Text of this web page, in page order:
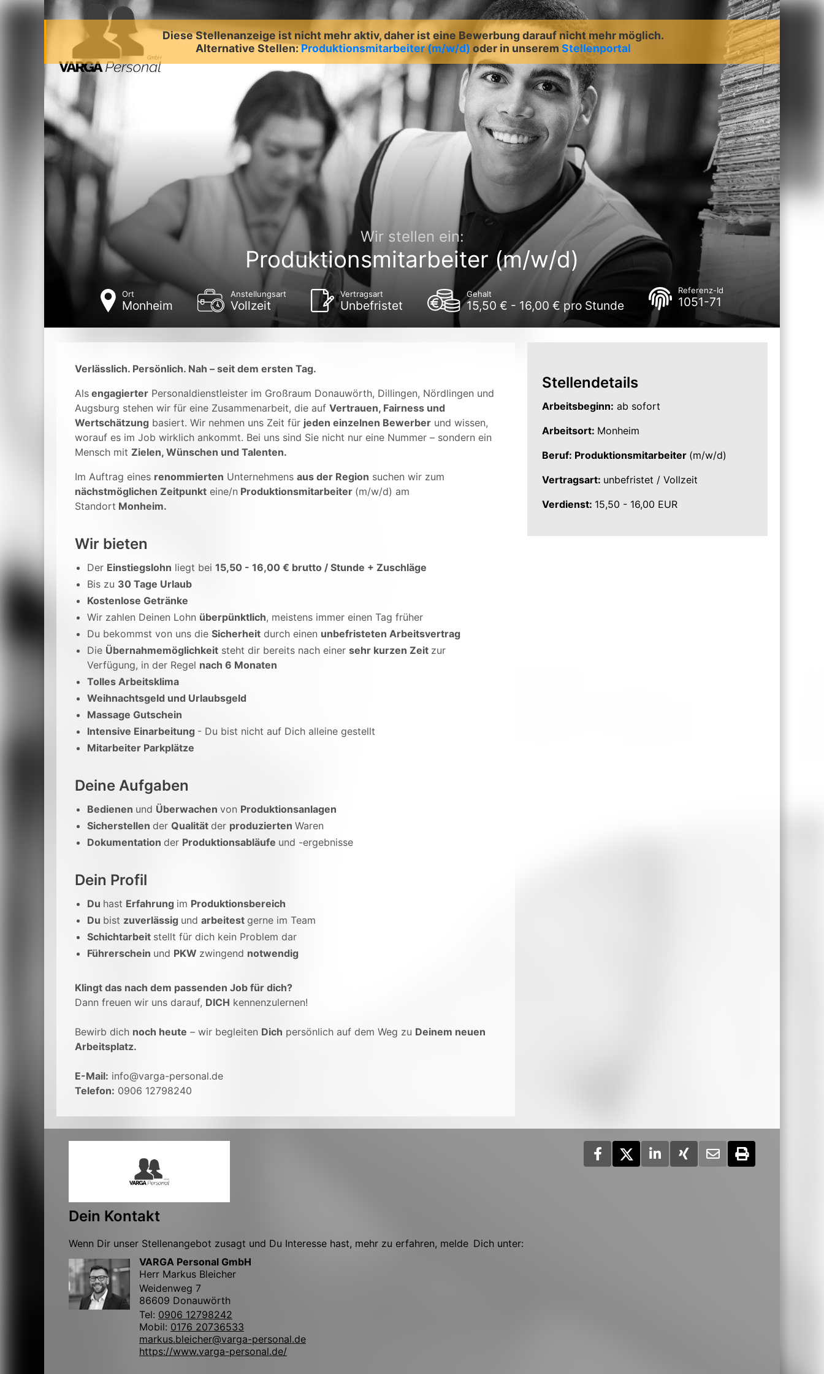
Diese Stellenanzeige ist nicht mehr aktiv, daher ist eine Bewerbung darauf nicht mehr möglich.
Alternative Stellen:Produktionsmitarbeiter (m/w/d) oder in unserem Stellenportal
Wir stellen ein:
Produktionsmitarbeiter (m/w/d)
Ort
Monheim
Anstellungsart
Vollzeit
Vertragsart
Unbefristet
Gehalt
15,50 € - 16,00 € pro Stunde
Referenz-Id
1051-71
Verlässlich. Persönlich. Nah – seit dem ersten Tag.
Als engagierter Personaldienstleister im Großraum Donauwörth, Dillingen, Nördlingen und
Augsburg stehen wir für eine Zusammenarbeit, die auf Vertrauen, Fairness und
Wertschätzung basiert. Wir nehmen uns Zeit für jeden einzelnen Bewerber und wissen,
worauf es im Job wirklich ankommt. Bei uns sind Sie nicht nur eine Nummer – sondern ein
Mensch mit Zielen, Wünschen und Talenten.
Im Auftrag eines renommierten Unternehmens aus der Region suchen wir zum
nächstmöglichen Zeitpunkt eine/n Produktionsmitarbeiter (m/w/d) am
Standort Monheim.
Wir bieten
Der Einstiegslohn liegt bei 15,50 - 16,00 € brutto / Stunde + Zuschläge
Bis zu 30 Tage Urlaub
Kostenlose Getränke
Wir zahlen Deinen Lohn überpünktlich, meistens immer einen Tag früher
Du bekommst von uns die Sicherheit durch einen unbefristeten Arbeitsvertrag
Die Übernahmemöglichkeit steht dir bereits nach einer sehr kurzen Zeit zur
Verfügung, in der Regel nach 6 Monaten
Tolles Arbeitsklima
Weihnachtsgeld und Urlaubsgeld
Massage Gutschein
Intensive Einarbeitung - Du bist nicht auf Dich alleine gestellt
Mitarbeiter Parkplätze
Deine Aufgaben
Bedienen und Überwachen von Produktionsanlagen
Sicherstellen der Qualität der produzierten Waren
Dokumentation der Produktionsabläufe und -ergebnisse
Dein Profil
Du hast Erfahrung im Produktionsbereich
Du bist zuverlässig und arbeitest gerne im Team
Schichtarbeit stellt für dich kein Problem dar
Führerschein und PKW zwingend notwendig
Klingt das nach dem passenden Job für dich?
Dann freuen wir uns darauf, DICH kennenzulernen!
Bewirb dich noch heute – wir begleiten Dich persönlich auf dem Weg zu Deinem neuen
Arbeitsplatz.
E-Mail: info@varga-personal.de
Telefon: 0906 12798240
Stellendetails
Arbeitsbeginn: ab sofort
Arbeitsort: Monheim
Beruf: Produktionsmitarbeiter (m/w/d)
Vertragsart: unbefristet / Vollzeit
Verdienst: 15,50 - 16,00 EUR
Dein Kontakt
Wenn Dir unser Stellenangebot zusagt und Du Interesse hast, mehr zu erfahren, melde Dich unter:
VARGA Personal GmbH
Herr Markus Bleicher
Weidenweg 7
86609 Donauwörth
Tel: 0906 12798242
Mobil: 0176 20736533
markus.bleicher@varga-personal.de
https://www.varga-personal.de/